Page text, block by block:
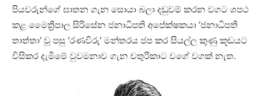
පියවරුන්ගේ ඝාතන ගැන සොයා බලා දඬුවම් කරන වගට ශපථ
කළ මෛත්‍රීපාල සිරිසේන ජනාධිපති අපේක්ෂකයා ‘ජනාධිපති
තාත්තා‘ වූ පසු ‘රණවිරු‘ මන්තරය ජප කර සියල්ල කුණු කූඩයට
විසිකර දැමීමේ වුවමනාව ගැන චතුරිකාට වගේ වගක් නැත.